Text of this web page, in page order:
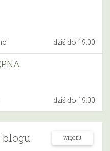
dziś do 19:00
dziś do 19:00
WIĘCEJ